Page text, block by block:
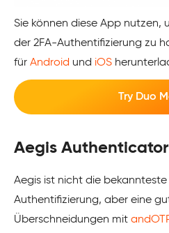
Sie können diese App nutzen,
der 2FA-Authentifizierung zu
für Android und iOS
Try Duo
Aegis Authenticator
Aegis ist nicht die
Authentifizierung, aber eine
Überschneidungen mit